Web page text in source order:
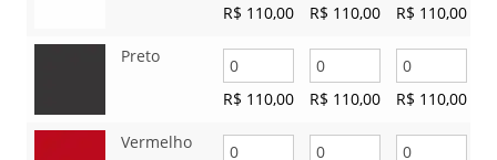
R$ 110,00 R$ 110,00 R$ 110,00
Preto
R$ 110,00 R$ 110,00 R$ 110,00
Vermelho